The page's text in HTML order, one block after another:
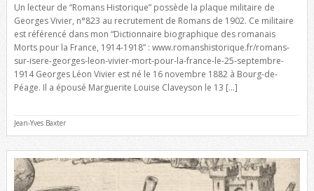
Un lecteur de “Romans Historique” possède la plaque militaire de
Georges Vivier, n°823 au recrutement de Romans de 1902. Ce militaire
est référencé dans mon “Dictionnaire biographique des romanais
Morts pour la France, 1914-1918” : www.romanshistorique.fr/romans-
sur-isere-georges-leon-vivier-mort-pour-la-france-le-25-septembre-
1914 Georges Léon Vivier est né le 16 novembre 1882 à Bourg-de-
Péage. Il a épousé Marguerite Louise Claveyson le 13 […]
Jean-Yves Baxter